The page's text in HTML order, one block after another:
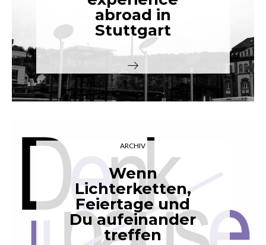
abroad in
Stuttgart
ARCHIV
Wenn
Lichterketten,
Feiertage und
Du aufeinander
treffen